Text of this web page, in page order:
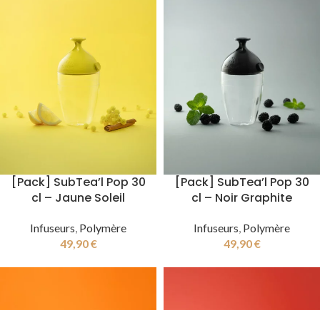
[Pack] SubTea’l Pop 30
cl – Jaune Soleil
Infuseurs, Polymère
49,90€
[Pack] SubTea’l Pop 30
cl – Noir Graphite
Infuseurs, Polymère
49,90€